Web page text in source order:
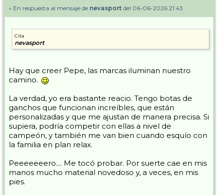
» En respuesta al mensaje de nevasport del 06-06-2026 21:43
Cita
nevasport
Hay que creer Pepe, las marcas iluminan nuestro
camino.
La verdad, yo era bastante reacio. Tengo botas de
ganchos que funcionan increíbles, que están
personalizadas y que me ajustan de manera precisa. Si
supiera, podría competir con ellas a nivel de
campeón, y también me van bien cuando esquío con
la familia en plan relax.
Peeeeeeero.... Me tocó probar. Por suerte cae en mis
manos mucho material novedoso y, a veces, en mis
pies.